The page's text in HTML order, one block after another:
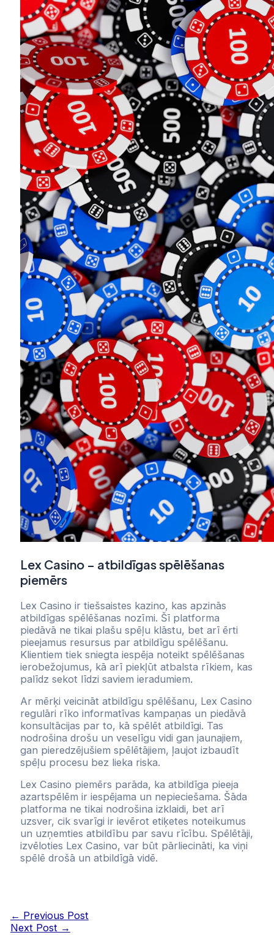
Lex Casino – atbildīgas spēlēšanas
piemērs
Lex Casino ir tiešsaistes kazino, kas apzinās
atbildīgas spēlēšanas nozīmi. Šī platforma
piedāvā ne tikai plašu spēļu klāstu, bet arī ērti
pieejamus resursus par atbildīgu spēlēšanu.
Klientiem tiek sniegta iespēja noteikt spēlēšanas
ierobežojumus, kā arī piekļūt atbalsta rīkiem, kas
palīdz sekot līdzi saviem ieradumiem.
Ar mērķi veicināt atbildīgu spēlēšanu, Lex Casino
regulāri rīko informatīvas kampaņas un piedāvā
konsultācijas par to, kā spēlēt atbildīgi. Tas
nodrošina drošu un veselīgu vidi gan jaunajiem,
gan pieredzējušiem spēlētājiem, ļaujot izbaudīt
spēļu procesu bez lieka riska.
Lex Casino piemērs parāda, ka atbildīga pieeja
azartspēlēm ir iespējama un nepieciešama. Šāda
platforma ne tikai nodrošina izklaidi, bet arī
uzsver, cik svarīgi ir ievērot etiķetes noteikumus
un uzņemties atbildību par savu rīcību. Spēlētāji,
izvēloties Lex Casino, var būt pārliecināti, ka viņi
spēlē drošā un atbildīgā vidē.
Post
navigation
← Previous Post
Next Post →